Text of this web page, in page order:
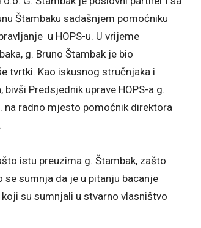
Štambaku sadašnjem pomoćniku
u HOPS-u. U vrijeme
g. Bruno Štambak je bio
tvrtki. Kao iskusnog stručnjaka i
Predsjednik uprave HOPS-a g.
na radno mjesto pomoćnik direktora
istu preuzima g. Štambak, zašto
sumnja da je u pitanju bacanje
su sumnjali u stvarno vlasništvo